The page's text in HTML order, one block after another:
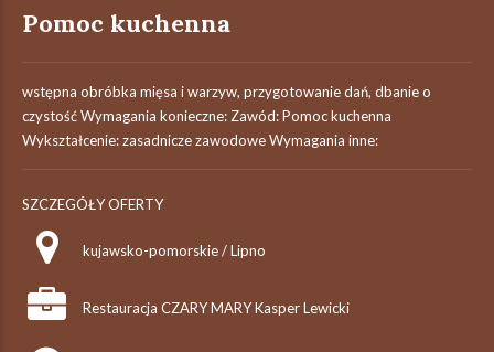
Pomoc kuchenna
wstępna obróbka mięsa i warzyw, przygotowanie dań, dbanie o
czystość Wymagania konieczne: Zawód: Pomoc kuchenna
Wykształcenie: zasadnicze zawodowe Wymagania inne:
SZCZEGÓŁY OFERTY
kujawsko-pomorskie / Lipno
Restauracja CZARY MARY Kasper Lewicki